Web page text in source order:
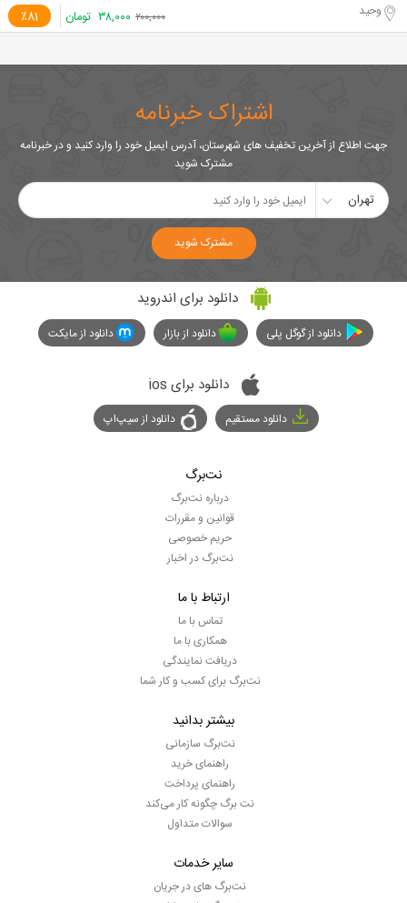
٪81 وحید ۲۰۰,۰۰۰ ۳۸,۰۰۰ تومان
اشتراک خبرنامه
جهت اطلاع از آخرین تخفیف های شهرستان، آدرس ایمیل خود را وارد کنید و در خبرنامه
مشترک شوید
تهران
مشترک شوید
دانلود برای اندروید
دانلود از گوگل پلی دانلود از بازار دانلود از مایکت
دانلود برای ios
دانلود مستقیم دانلود از سیپ‌اپ
نت‌برگ
درباره نت‌برگ
قوانین و مقررات
حریم خصوصی
نت‌برگ در اخبار
ارتباط با ما
تماس با ما
همکاری با ما
دریافت نمایندگی
نت‌برگ برای کسب و کار شما
بیشتر بدانید
نت‌برگ سازمانی
راهنمای خرید
راهنمای پرداخت
نت برگ چگونه کار می‌کند
سوالات متداول
سایر خدمات
نت‌برگ های در جریان